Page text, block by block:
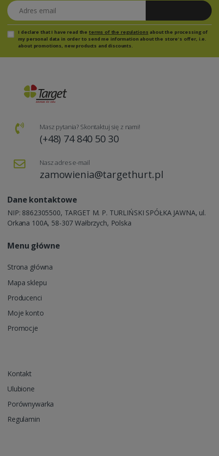
Adres email
I declare that I have read the terms of the regulations about the processing of
my personal data in order to send me information about the store's offer, i.e.
about promotions, new products and discounts.
Masz pytania? Skontaktuj się z nami!
(+48) 74 840 50 30
Nasz adres e-mail
zamowienia@targethurt.pl
Dane kontaktowe
NIP: 8862305500, TARGET M. P. TURLIŃSKI SPÓŁKA JAWNA, ul.
Orkana 100A, 58-307 Wałbrzych, Polska
Menu główne
Strona główna
Mapa sklepu
Producenci
Moje konto
Promocje
Kontakt
Ulubione
Porównywarka
Regulamin